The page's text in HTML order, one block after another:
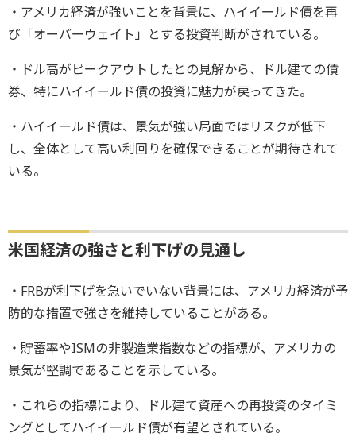
・アメリカ経済が強いことを背景に、ハイイールド債を再
び「オーバーウェイト」とする投資判断がされている。
・ドル高がピークアウトしたとの見解から、ドル建ての債
券、特にハイイールド債の投資に魅力が戻ってきた。
・ハイイールド債は、景気が強い局面ではリスクが低下
し、全体として高い利回りを確保できることが期待されて
いる。
米国経済の強さと利下げの見通し
・FRBが利下げを急いでいない背景には、アメリカ経済が予
防的な措置で強さを維持していることがある。
・貯蓄率やISMの非製造業指数などの指標が、アメリカの
景気が堅調であることを示している。
・これらの指標により、ドル建て資産への再投資のタイミ
ングとしてハイイールド債が有望とされている。